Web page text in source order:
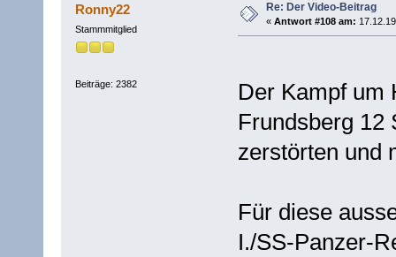
Ronny22
Stammmitglied
Beiträge: 2382
Re: Der Video-Beitrag
« Antwort #108 am:
Der Kampf um
Frundsberg 12
zerstörten und
Für diese
I./SS-Panzer-